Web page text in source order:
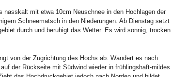
nasskalt mit etwa 10cm Neuschnee in den Hochlagen der
Schneematsch in den Niederungen. Ab Dienstag setzt
durch und beruhigt das Wetter. Es wird sonnig, trocken
von der Zugrichtung des Hochs ab: Wandert es nach
der Rückseite mit Südwind wieder in frühlingshaft-mildes